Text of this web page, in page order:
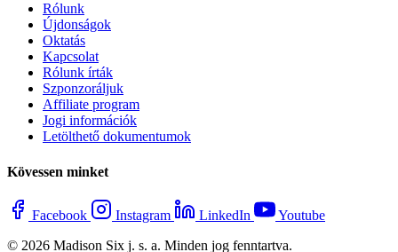
Rólunk
Újdonságok
Oktatás
Kapcsolat
Rólunk írták
Szponzoráljuk
Affiliate program
Jogi információk
Letölthető dokumentumok
Kövessen minket
Facebook Instagram LinkedIn
Youtube
© 2026 Madison Six j. s. a. Minden jog fenntartva.